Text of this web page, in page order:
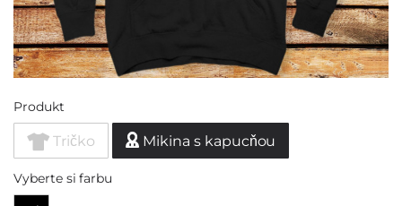
Produkt
Tričko Mikina s kapucňou
Vyberte si farbu